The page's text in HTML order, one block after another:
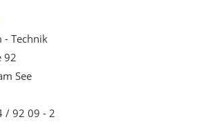
- Technik
92
See
/ 92 09 - 2